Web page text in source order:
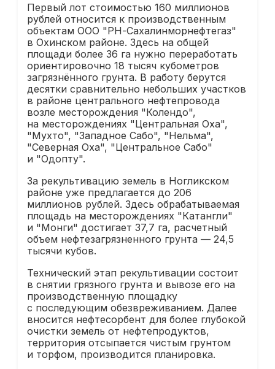
Первый лот стоимостью 160 миллионов
рублей относится к производственным
объектам ООО "РН-Сахалинморнефтегаз"
в Охинском районе. Здесь на общей
площади более 36 га нужно переработать
ориентировочно 18 тысяч кубометров
загрязнённого грунта. В работу берутся
десятки сравнительно небольших участков
в районе центрального нефтепровода
возле месторождения "Колендо",
на месторождениях "Центральная Оха",
"Мухто", "Западное Сабо", "Нельма",
"Северная Оха", "Центральное Сабо"
и "Одопту".
За рекультивацию земель в Ногликском
районе уже предлагается до 206
миллионов рублей. Здесь обрабатываемая
площадь на месторождениях "Катангли"
и "Монги" достигает 37,7 га, расчетный
объем нефтезагрязненного грунта — 24,5
тысячи кубов.
Технический этап рекультивации состоит
в снятии грязного грунта и вывозе его на
производственную площадку
с последующим обезвреживанием. Далее
вносится нефтесорбент для более глубокой
очистки земель от нефтепродуктов,
территория отсыпается чистым грунтом
и торфом, производится планировка.